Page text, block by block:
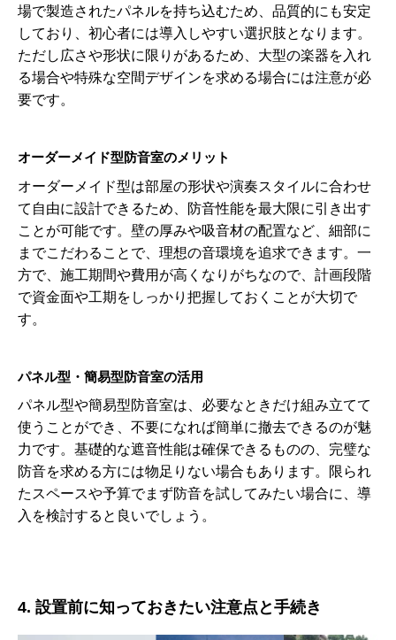
場で製造されたパネルを持ち込むため、品質的にも安定
しており、初心者には導入しやすい選択肢となります。
ただし広さや形状に限りがあるため、大型の楽器を入れ
る場合や特殊な空間デザインを求める場合には注意が必
要です。
オーダーメイド型防音室のメリット
オーダーメイド型は部屋の形状や演奏スタイルに合わせ
て自由に設計できるため、防音性能を最大限に引き出す
ことが可能です。壁の厚みや吸音材の配置など、細部に
までこだわることで、理想の音環境を追求できます。一
方で、施工期間や費用が高くなりがちなので、計画段階
で資金面や工期をしっかり把握しておくことが大切で
す。
パネル型・簡易型防音室の活用
パネル型や簡易型防音室は、必要なときだけ組み立てて
使うことができ、不要になれば簡単に撤去できるのが魅
力です。基礎的な遮音性能は確保できるものの、完璧な
防音を求める方には物足りない場合もあります。限られ
たスペースや予算でまず防音を試してみたい場合に、導
入を検討すると良いでしょう。
4. 設置前に知っておきたい注意点と手続き